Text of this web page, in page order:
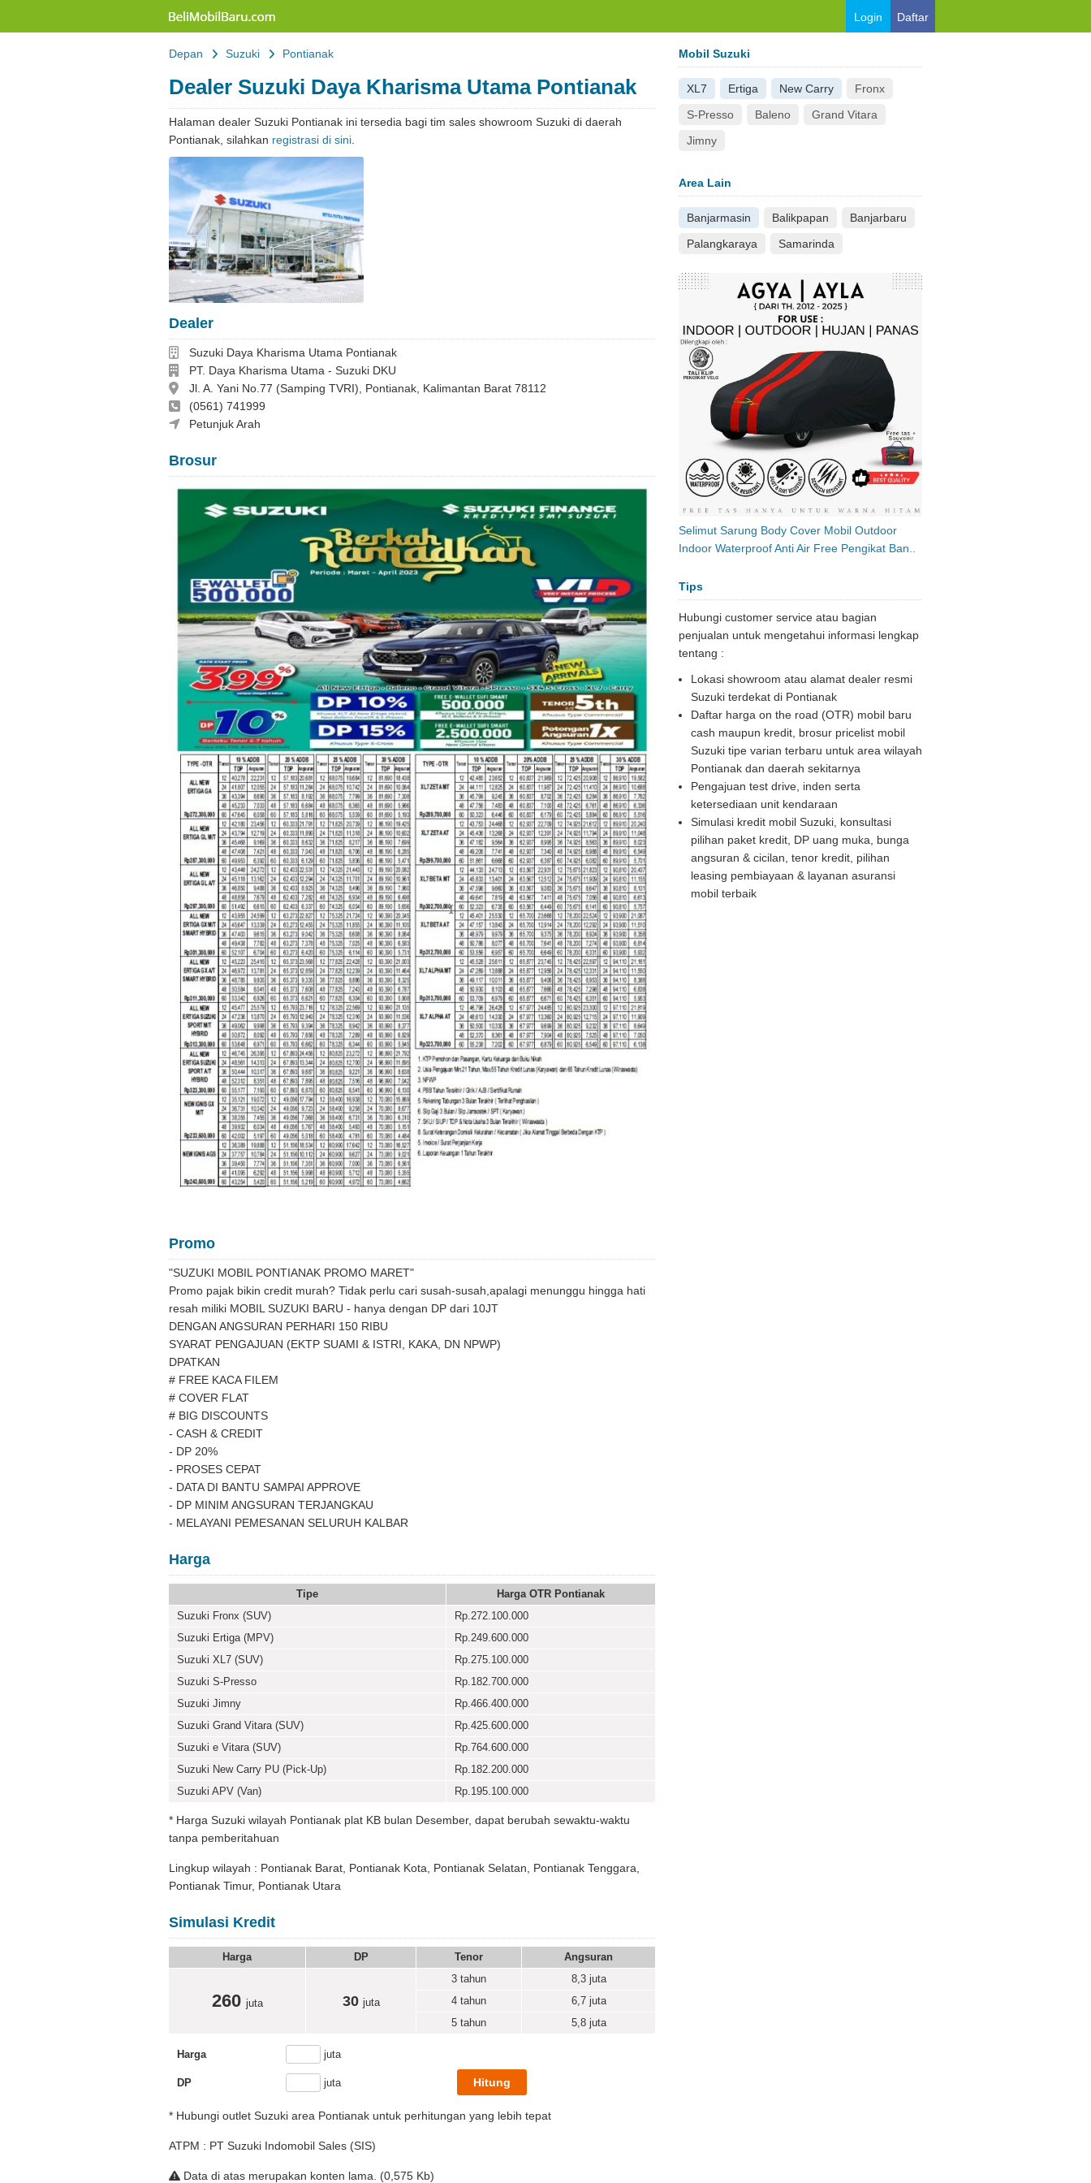
Login Daftar
Depan Suzuki Pontianak
Dealer Suzuki Daya Kharisma Utama Pontianak
Halaman dealer Suzuki Pontianak ini tersedia bagi tim sales showroom Suzuki di daerah
Pontianak, silahkan registrasi di sini
Dealer
Dealer
Suzuki Daya Kharisma Utama Pontianak
Perusahaan
PT. Daya Kharisma Utama - Suzuki DKU
Alamat
Jl. A. Yani No.77 (Samping TVRI), Pontianak, Kalimantan Barat 78112
Telepon
(0561) 741999
Thea 082152428868
Petunjuk Arah
Brosur
Promo
"SUZUKI MOBIL PONTIANAK PROMO MARET"
Promo pajak bikin credit murah? Tidak perlu cari susah-susah,apalagi menunggu hingga hati
resah miliki MOBIL SUZUKI BARU - hanya dengan DP dari 10JT
DENGAN ANGSURAN PERHARI 150 RIBU
SYARAT PENGAJUAN (EKTP SUAMI & ISTRI, KAKA, DN NPWP)
DPATKAN
# FREE KACA FILEM
# COVER FLAT
# BIG DISCOUNTS
- CASH & CREDIT
- DP 20%
- PROSES CEPAT
- DATA DI BANTU SAMPAI APPROVE
- DP MINIM ANGSURAN TERJANGKAU
- MELAYANI PEMESANAN SELURUH KALBAR
Harga
Tipe
Harga OTR Pontianak
Suzuki Fronx (SUV)
Rp.272.100.000
Suzuki Ertiga (MPV)
Rp.249.600.000
Suzuki XL7 (SUV)
Rp.275.100.000
Suzuki S-Presso
Rp.182.700.000
Suzuki Jimny
Rp.466.400.000
Suzuki Grand Vitara (SUV)
Rp.425.600.000
Suzuki e Vitara (SUV)
Rp.764.600.000
Suzuki New Carry PU (Pick-Up)
Rp.182.200.000
Suzuki APV (Van)
Rp.195.100.000
* Harga Suzuki wilayah Pontianak plat KB bulan Desember, dapat berubah sewaktu-waktu
tanpa pemberitahuan
Lingkup wilayah : Pontianak Barat, Pontianak Kota, Pontianak Selatan, Pontianak Tenggara,
Pontianak Timur, Pontianak Utara
Simulasi Kredit
Harga DP Tenor Angsuran
260 juta 30 juta
3 tahun 8,3 juta
4 tahun
6,7 juta
5 tahun
5,8 juta
Harga juta
DP juta
* Hubungi outlet Suzuki area Pontianak untuk perhitungan yang lebih tepat
ATPM : PT Suzuki Indomobil Sales (SIS)
Data di atas merupakan konten lama. (0,575 Kb)
Mobil Suzuki
XL7 Ertiga New Carry
Fronx
S-Presso
Baleno
Grand Vitara
Jimny
Area Lain
Banjarmasin Balikpapan
Banjarbaru
Palangkaraya
Samarinda
Selimut Sarung Body Cover Mobil Outdoor
Indoor Waterproof Anti Air Free Pengikat Ban..
Tips
Hubungi customer service atau bagian
penjualan untuk mengetahui informasi lengkap
tentang :
Lokasi showroom atau alamat dealer resmi
Suzuki terdekat di Pontianak
Daftar harga on the road (OTR) mobil baru
cash maupun kredit, brosur pricelist mobil
Suzuki tipe varian terbaru untuk area wilayah
Pontianak dan daerah sekitarnya
Pengajuan test drive, inden serta
ketersediaan unit kendaraan
Simulasi kredit mobil Suzuki, konsultasi
pilihan paket kredit, DP uang muka, bunga
angsuran & cicilan, tenor kredit, pilihan
leasing pembiayaan & layanan asuransi
mobil terbaik